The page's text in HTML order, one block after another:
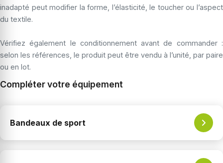
inadapté peut modifier la forme, l’élasticité, le toucher ou l’aspect
du textile.
Vérifiez également le conditionnement avant de commander :
selon les références, le produit peut être vendu à l’unité, par paire
ou en lot.
Compléter votre équipement
Bandeaux de sport